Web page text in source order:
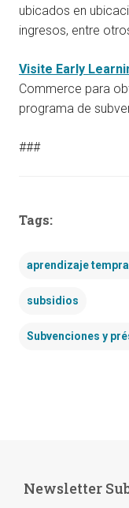
ubicados en
ingresos, entre
Visite Early
Commerce para
programa de
###
Tags:
aprendizaje
subsidios
Subvenciones y
Newsletter